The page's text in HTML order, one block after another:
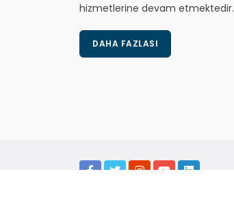
hizmetlerine devam etmektedir.
DAHA FAZLASI